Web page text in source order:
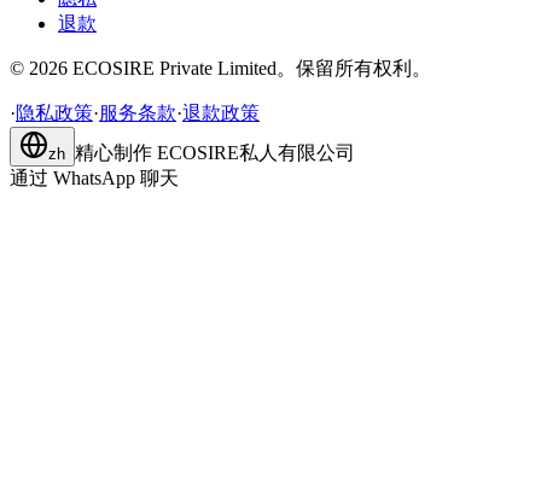
退款
© 2026 ECOSIRE Private Limited。保留所有权利。
·隐私政策·服务条款·退款政策
zh 精心制作 ECOSIRE私人有限公司
通过 WhatsApp 聊天